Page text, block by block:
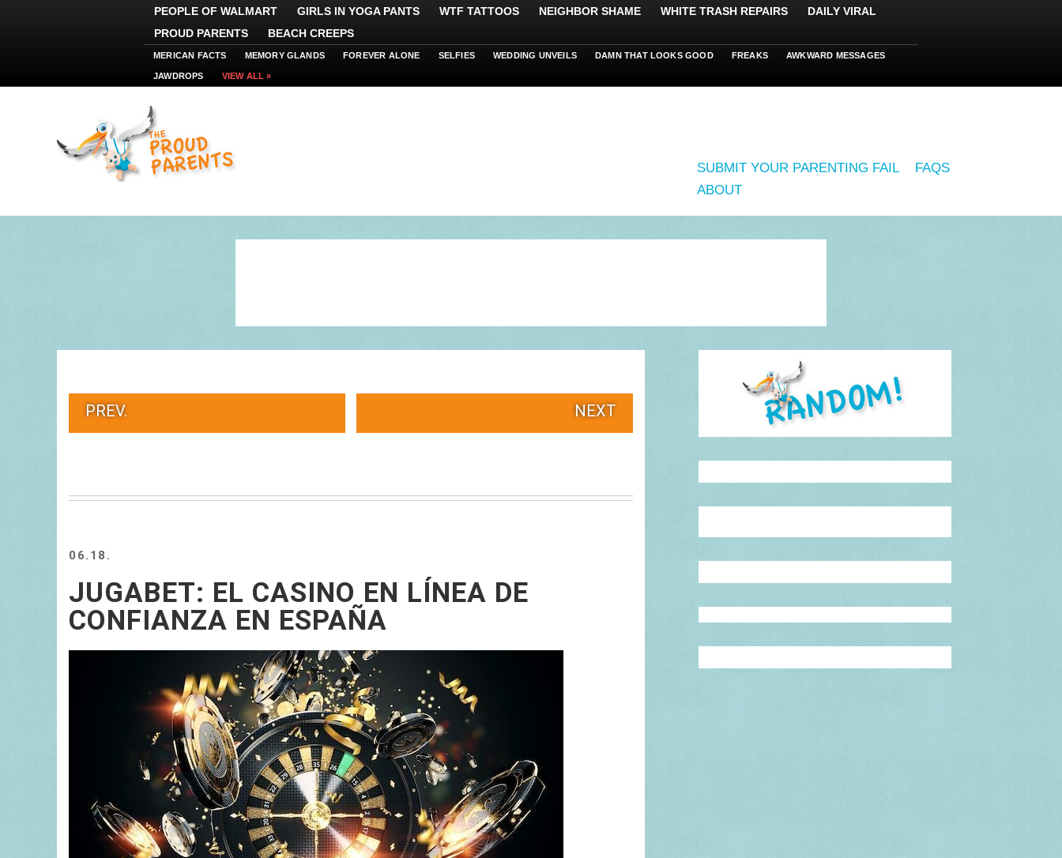
PEOPLE OF WALMART GIRLS IN YOGA PANTS WTF TATTOOS NEIGHBOR SHAME WHITE TRASH REPAIRS
DAILY VIRAL
PROUD PARENTS
BEACH CREEPS
MERICAN FACTS MEMORY GLANDS FOREVER ALONE SELFIES WEDDING UNVEILS DAMN THAT LOOKS GOOD FREAKS AWKWARD MESSAGES
JAWDROPS VIEW ALL »
SUBMIT YOUR PARENTING FAIL
FAQS
ABOUT
PREV. NEXT
06.18.
JUGABET: EL CASINO EN LÍNEA DE
CONFIANZA EN ESPAÑA